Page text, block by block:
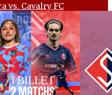
vs. Cavalry FC